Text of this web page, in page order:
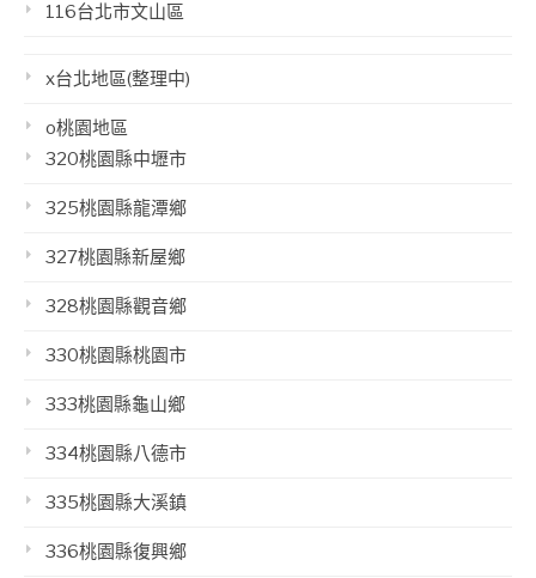
116台北市文山區
x台北地區(整理中)
o桃園地區
320桃園縣中壢市
325桃園縣龍潭鄉
327桃園縣新屋鄉
328桃園縣觀音鄉
330桃園縣桃園市
333桃園縣龜山鄉
334桃園縣八德市
335桃園縣大溪鎮
336桃園縣復興鄉